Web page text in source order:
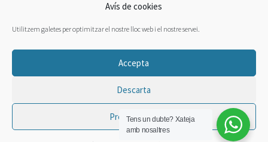
Avís de cookies
Utilitzem galetes per optimitzar el nostre lloc web i el nostre servei.
Accepta
Descarta
Preferències
Tens un dubte? Xateja
amb nosaltres